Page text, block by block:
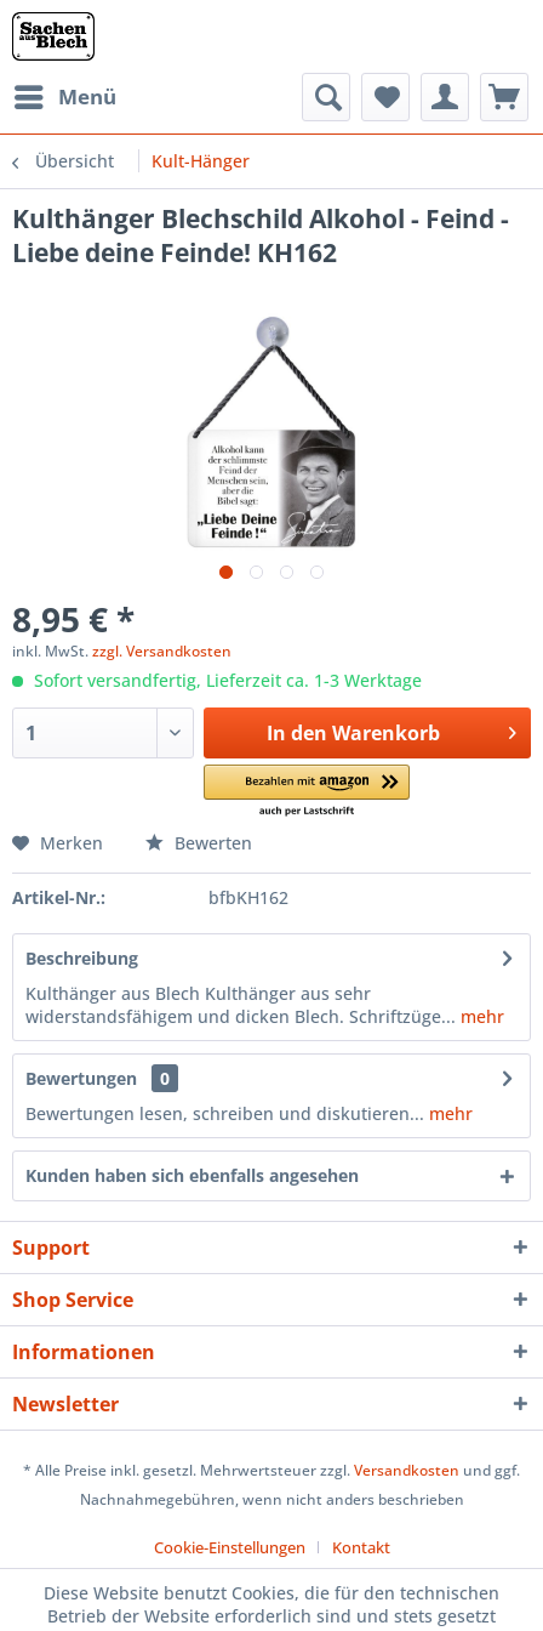
Menü
Übersicht Kult-Hänger
Kulthänger Blechschild Alkohol - Feind -
Liebe deine Feinde! KH162
8,95 € *
inkl. MwSt.zzgl. Versandkosten
Sofort versandfertig, Lieferzeit ca. 1-3 Werktage
In den Warenkorb
Merken Bewerten
Artikel-Nr.: bfbKH162
Beschreibung
Kulthänger aus Blech Kulthänger aus sehr
widerstandsfähigem und dicken Blech. Schriftzüge... mehr
Bewertungen
0
Bewertungen lesen, schreiben und diskutieren... mehr
Kunden haben sich ebenfalls angesehen
Support
Shop Service
Informationen
Newsletter
* Alle Preise inkl. gesetzl. Mehrwertsteuer zzgl.Versandkosten und ggf.
Nachnahmegebühren, wenn nicht anders beschrieben
Cookie-Einstellungen Kontakt
Diese Website benutzt Cookies, die für den technischen
Betrieb der Website erforderlich sind und stets gesetzt